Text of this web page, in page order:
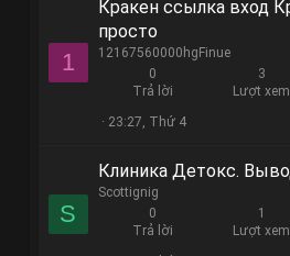
1
Кракен ссылка вход
просто
12167560000hgFinue
0
Trả lời
3
Lượt xem
23:27, Thứ 4
S
Клиника Детокс.
Scottignig
0
Trả lời
1
Lượt xem